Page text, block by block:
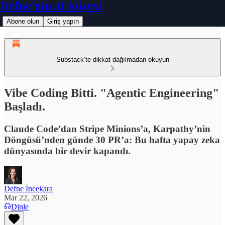
Defne'nin AI Köşesi
Abone olun Giriş yapın
Substack’te dikkat dağılmadan okuyun
Vibe Coding Bitti. "Agentic Engineering"
Başladı.
Claude Code’dan Stripe Minions’a, Karpathy’nin
Döngüsü’nden günde 30 PR’a: Bu hafta yapay zeka
dünyasında bir devir kapandı.
Defne İncekara
Mar 22, 2026
Dinle